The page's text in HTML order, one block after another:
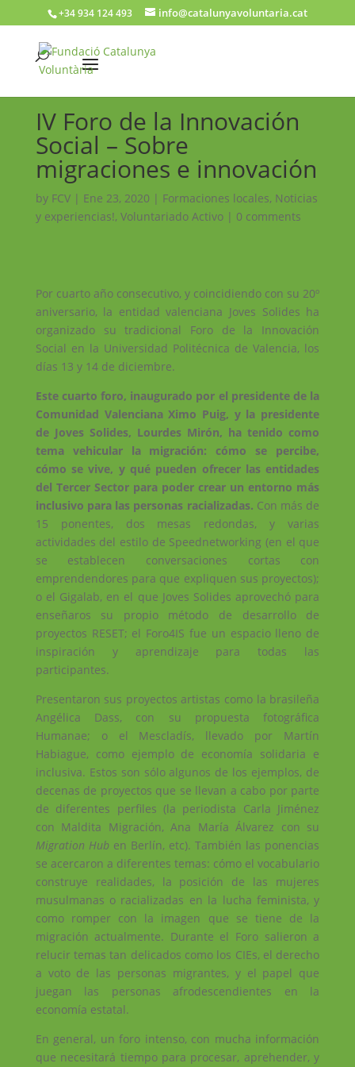
+34 934 124 493 info@catalunyavoluntaria.cat
IV Foro de la Innovación
Social – Sobre
migraciones e innovación
by FCV| Ene 23, 2020 | Formaciones locales, Noticias
y experiencias!, Voluntariado Activo| 0 comments
Por cuarto año consecutivo, y coincidiendo con su 20º
aniversario, la entidad valenciana Joves Solides ha
organizado su tradicional Foro de la Innovación
Social en la Universidad Politécnica de Valencia, los
días 13 y 14 de diciembre.
Este cuarto foro, inaugurado por el presidente de la
Comunidad Valenciana Ximo Puig, y la presidente
de Joves Solides, Lourdes Mirón, ha tenido como
tema vehicular la migración: cómo se percibe,
cómo se vive, y qué pueden ofrecer las entidades
del Tercer Sector para poder crear un entorno más
inclusivo para las personas racializadas. Con más de
15 ponentes, dos mesas redondas, y varias
actividades del estilo de Speednetworking (en el que
se establecen conversaciones cortas con
emprendendores para que expliquen sus proyectos);
o el Gigalab, en el que Joves Solides aprovechó para
enseñaros su propio método de desarrollo de
proyectos RESET; el Foro4IS fue un espacio lleno de
inspiración y aprendizaje para todas las
participantes.
Presentaron sus proyectos artistas como la brasileña
Angélica Dass, con su propuesta fotográfica
Humanae; o el Mescladís, llevado por Martín
Habiague, como ejemplo de economía solidaria e
inclusiva. Estos son sólo algunos de los ejemplos, de
decenas de proyectos que se llevan a cabo por parte
de diferentes perfiles (la periodista Carla Jiménez
con Maldita Migración, Ana María Álvarez con su
Migration Huben Berlín, etc). También las ponencias
se acercaron a diferentes temas: cómo el vocabulario
construye realidades, la posición de las mujeres
musulmanas o racializadas en la lucha feminista, y
como romper con la imagen que se tiene de la
migración actualmente. Durante el Foro salieron a
relucir temas tan delicados como los CIEs, el derecho
a voto de las personas migrantes, y el papel que
juegan las personas afrodescendientes en la
economía estatal.
En general, un foro intenso, con mucha información
que necesitará tiempo para procesar, aprehender, y